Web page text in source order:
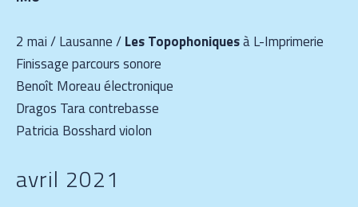
2 mai / Lausanne /Les Topophoniquesà L-Imprimerie
Finissage parcours sonore
Benoît Moreau électronique
Dragos Tara contrebasse
Patricia Bosshard violon
avril 2021